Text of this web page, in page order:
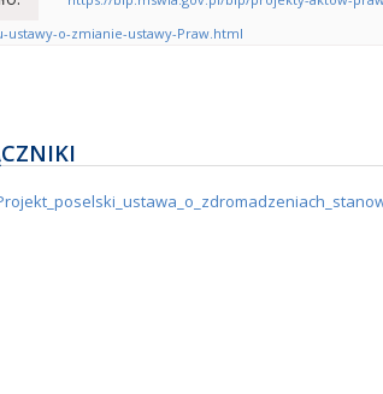
ustawy-o-zmianie-ustawy-Praw.html